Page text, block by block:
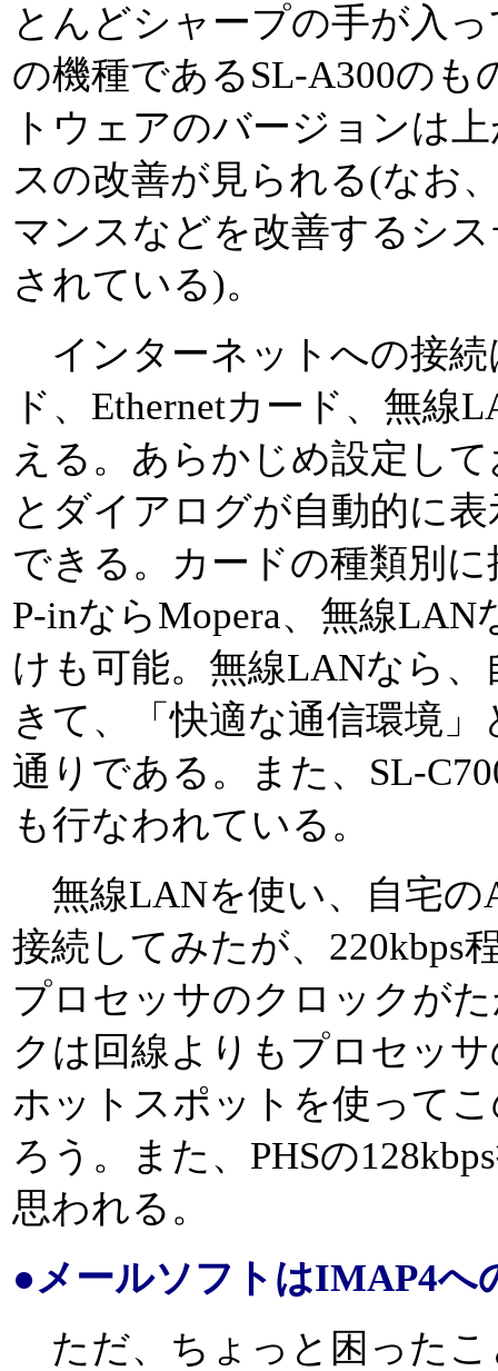
とんどシャープの手が入
の機種であるSL-A300の
トウェアのバージョンは
スの改善が見られる(なお
マンスなどを改善するシ
されている)。
インターネットへの接続
ド、Ethernetカード、無線
える。あらかじめ設定し
とダイアログが自動的に
できる。カードの種類別
P-inならMopera、無線
けも可能。無線LANなら
きて、「快適な通信環境
通りである。また、SL-
も行なわれている。
無線LANを使い、自宅の
接続してみたが、220kbps
プロセッサのクロックが
クは回線よりもプロセッ
ホットスポットを使って
ろう。また、PHSの
思われる。
●メールソフトはIMAP4へ
ただ、ちょっと困ったこ